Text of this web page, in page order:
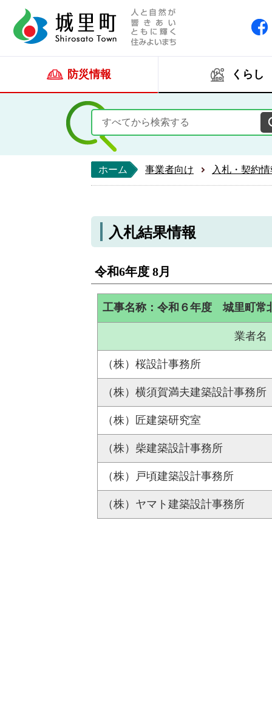
防災情報 くらし
ホーム 事業者向け 入札・契約
入札結果情報
令和6年度 8月
工事名称：令和６年度 城里町常
業者名
（株）桜設計事務所
（株）横須賀満夫建築設計事務所
（株）匠建築研究室
（株）柴建築設計事務所
（株）戸頃建築設計事務所
（株）ヤマト建築設計事務所